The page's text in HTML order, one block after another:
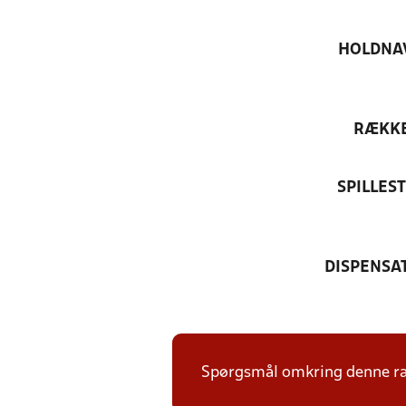
Spørgsmål omkring denne